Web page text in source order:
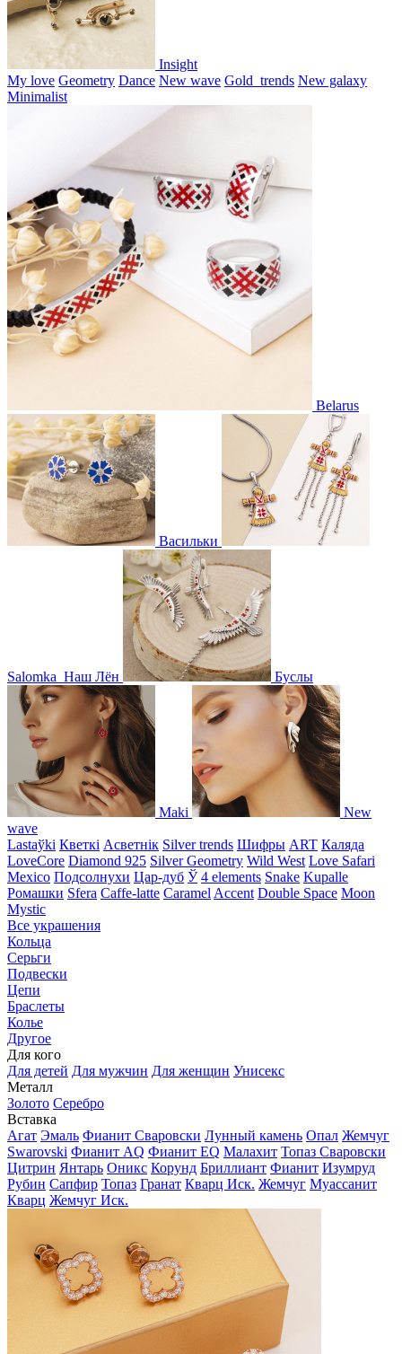
Insight
My love Geometry Dance New wave Gold_trends New galaxy
Minimalist
Belarus
Васильки
Salomka Наш Лён Буслы
Maki
New
wave
Lastaўki Кветкі Асветнiк Silver trends Шифры ART Каляда
LoveCore Diamond 925 Silver Geometry Wild West Love Safari
Mexico Подсолнухи Цар-дуб Ў 4 elements Snake Kupalle
Ромашки Sfera Caffe-latte Caramel Accent Double Space Moon
Mystic
Все украшения
Кольца
Серьги
Подвески
Цепи
Браслеты
Колье
Другое
Для кого
Для детей Для мужчин Для женщин Унисекс
Металл
Золото Серебро
Вставка
Агат Эмаль Фианит Сваровски Лунный камень Опал Жемчуг
Swarovski Фианит AQ Фианит EQ Малахит Топаз Сваровски
Цитрин Янтарь Оникс Корунд Бриллиант Фианит Изумруд
Рубин Сапфир Топаз Гранат Кварц Иск. Жемчуг Муассанит
Кварц Жемчуг Иск.